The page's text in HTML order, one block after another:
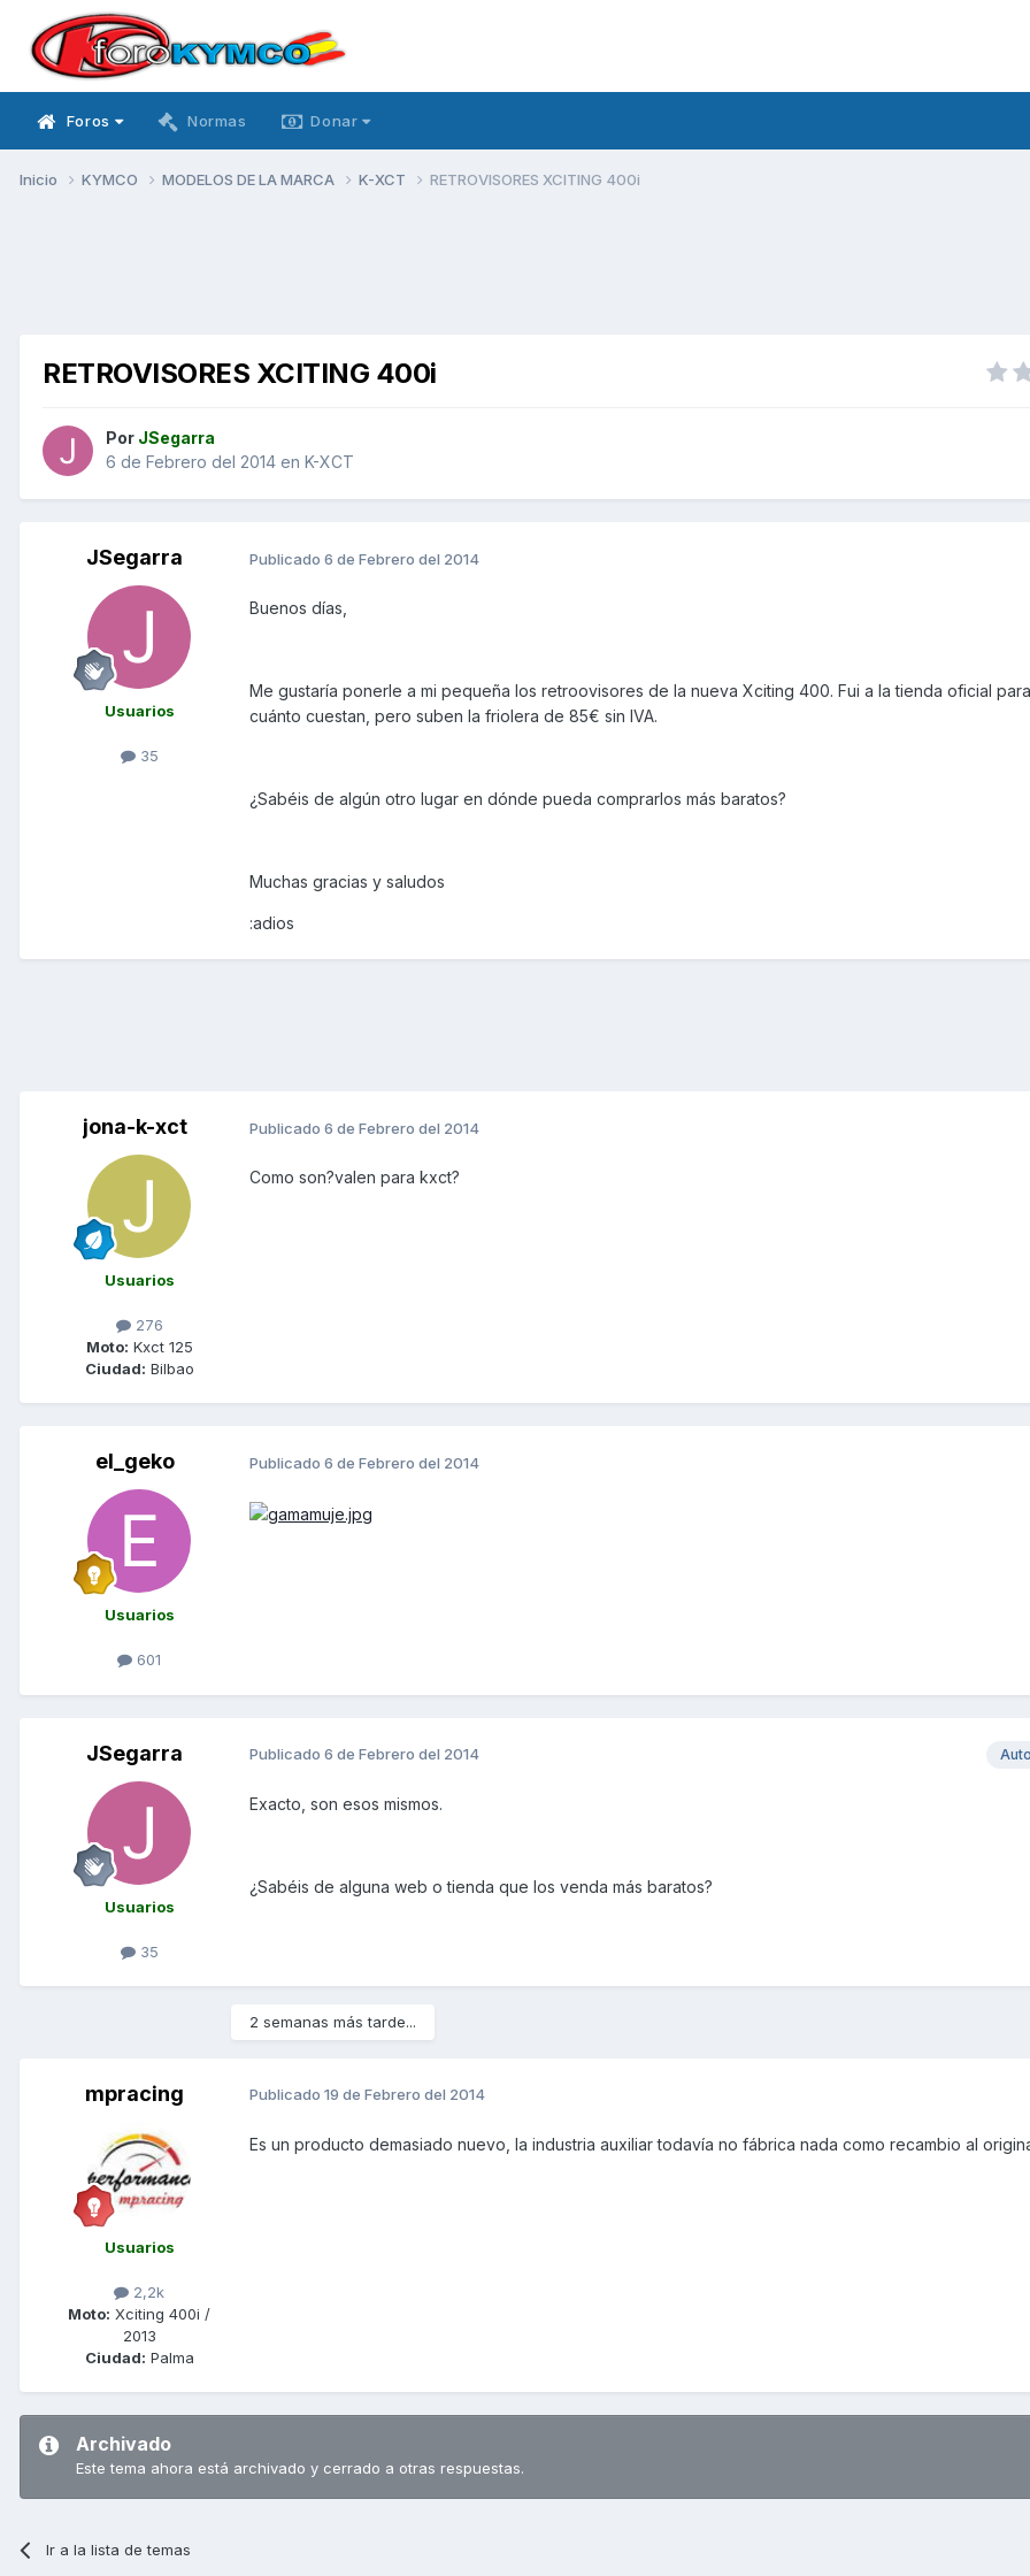
Foros Normas Donar
Inicio KYMCO MODELOS DE LA MARCA K-XCT RETROVISORES XCITING 400i
RETROVISORES XCITING 400i
Por JSegarra
6 de Febrero del 2014 en K-XCT
JSegarra
Usuarios
35
Publicado 6 de Febrero del 2014
Buenos días,
Me gustaría ponerle a mi pequeña los retroovisores de la nueva Xciting 400. Fui a la tienda oficial
cuánto cuestan, pero suben la friolera de 85€ sin IVA.
¿Sabéis de algún otro lugar en dónde pueda comprarlos más baratos?
Muchas gracias y saludos
:adios
jona-k-xct
Usuarios
276
Moto: Kxct 125
Ciudad: Bilbao
Publicado 6 de Febrero del 2014
Como son?valen para kxct?
el_geko
Usuarios
601
Publicado 6 de Febrero del 2014
JSegarra
Usuarios
35
Publicado 6 de Febrero del 2014
Exacto, son esos mismos.
¿Sabéis de alguna web o tienda que los venda más baratos?
2 semanas más tarde...
mpracing
Usuarios
2,2k
Moto: Xciting 400i /
2013
Ciudad: Palma
Publicado 19 de Febrero del 2014
Es un producto demasiado nuevo, la industria auxiliar todavía no fábrica nada como recambio al
Archivado
Este tema ahora está archivado y cerrado a otras respuestas.
Ir a la lista de temas